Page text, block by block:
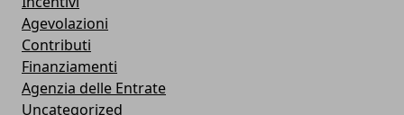
Agevolazioni
Contributi
Finanziamenti
Agenzia delle Entrate
Uncategorized